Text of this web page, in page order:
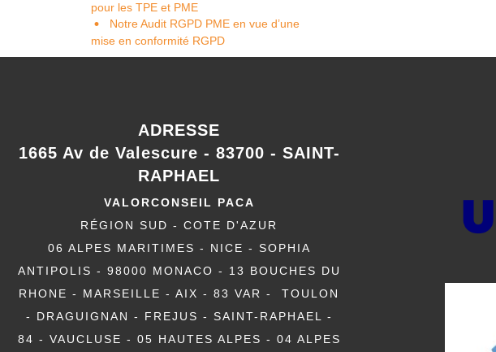
pour les TPE et PME
Notre Audit RGPD PME en vue d’une
mise en conformité RGPD
ADRESSE
1665 Av de Valescure - 83700 - SAINT-
RAPHAEL
VALORCONSEIL PACA
RÉGION SUD - COTE D'AZUR
06 ALPES MARITIMES - NICE - SOPHIA
ANTIPOLIS - 98000 MONACO - 13 BOUCHES DU
RHONE - MARSEILLE - AIX - 83 VAR - TOULON
- DRAGUIGNAN - FREJUS - SAINT-RAPHAEL -
84 - VAUCLUSE - 05 HAUTES ALPES - 04 ALPES